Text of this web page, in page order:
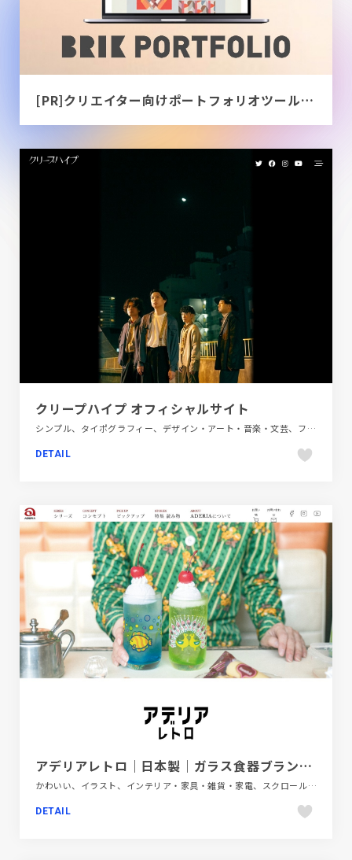
[PR]クリエイター向けポートフォリオツール｜BRIK PORTFOLIO
クリープハイプ オフィシャルサイト
シンプル、タイポグラフィー、デザイン・アート・音楽・文芸、フラットデザイン、ブランド・サービスサイト、ホワイト系、ポップ、大きめ写真
DETAIL
アデリアレトロ｜日本製｜ガラス食器ブランド ADERIA｜アデリア｜ガラス食器ブランド ADERIA｜アデリア
かわいい、イラスト、インテリア・家具・雑貨・家電、スクロールエフェクト、ブランド・サービスサイト、ホワイト系、大きめ写真、手書き・ハンドメイド
DETAIL